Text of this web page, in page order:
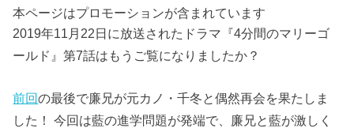
本ページはプロモーションが含まれています
2019年11月22日に放送されたドラマ『4分間のマリーゴ
ールド』第7話はもうご覧になりましたか？
前回の最後で廉兄が元カノ・千冬と偶然再会を果たしま
した！ 今回は藍の進学問題が発端で、廉兄と藍が激しく